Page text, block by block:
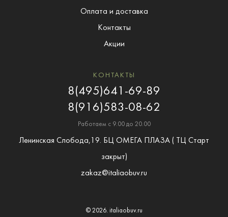
Оплата и доставка
Контакты
Акции
КОНТАКТЫ
8(495)641-69-89
8(916)583-08-62
Работаем с 9.00 до 20.00
Ленинская Слобода,19. БЦ ОМЕГА ПЛАЗА ( ТЦ Старт
закрыт)
zakaz@italiaobuv.ru
© 2026. italiaobuv.ru